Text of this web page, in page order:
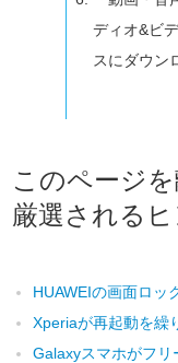
ディオ&ビ
スにダウン
このページ
厳選される
HUAWEIの画面ロッ
Xperiaが再起動を繰
Galaxyスマホがフ